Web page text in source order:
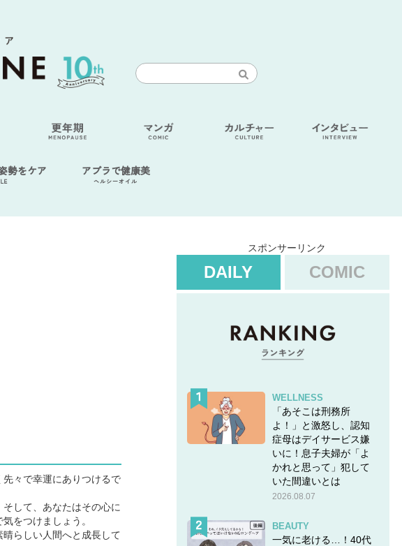
勢をケア アブラで健康美
ヘルシーオイル
々で幸運にありつけるで
して、あなたはその心に
をつけましょう。
らしい人間へと成長して
スポンサーリンク
DAILY COMIC
WELLNESS
「あそこは刑務所
よ！」と激怒し、認知
症母はデイサービス嫌
いに！息子夫婦が「よ
かれと思って」犯して
いた間違いとは
2026.08.07
BEAUTY
一気に老ける…！40代